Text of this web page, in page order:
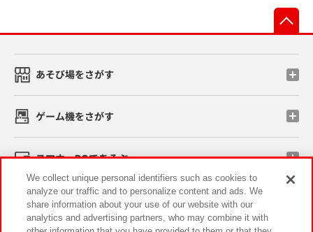
あそび場をさがす
ゲーム機をさがす
スマホ・PCであそぶ
イベント・キャンペーン
We collect unique personal identifiers such as cookies to
analyze our traffic and to personalize content and ads. We
share information about your use of our website with our
analytics and advertising partners, who may combine it with